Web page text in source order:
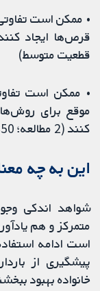
• ممکن است
قطعیت متوسط)
• ممکن است
موقع برای
کنند (2 مطالعه؛ 350 شرکت‌کننده؛ شواهد با قطعیت پائین)
این به چه
شواهد اندکی
متمرکز و هم
است ادامه
پیشگیری از
خانواده بهبود